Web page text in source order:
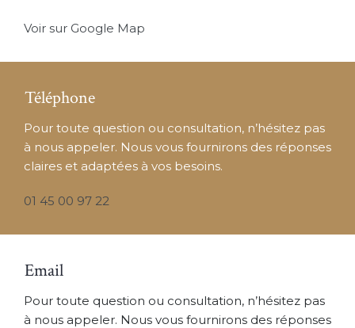
Voir sur Google Map
Téléphone
Pour toute question ou consultation, n’hésitez pas
à nous appeler. Nous vous fournirons des réponses
claires et adaptées à vos besoins.
01 45 00 97 22
Email
Pour toute question ou consultation, n’hésitez pas
à nous appeler. Nous vous fournirons des réponses